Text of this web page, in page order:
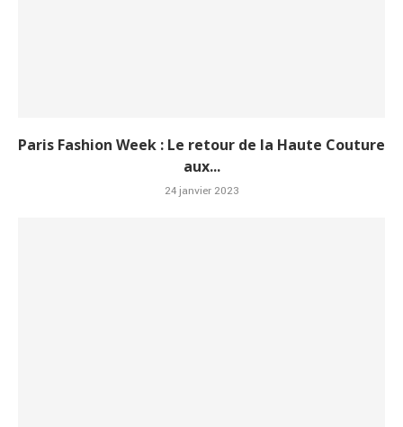
Paris Fashion Week : Le retour de la Haute Couture
aux...
24 janvier 2023